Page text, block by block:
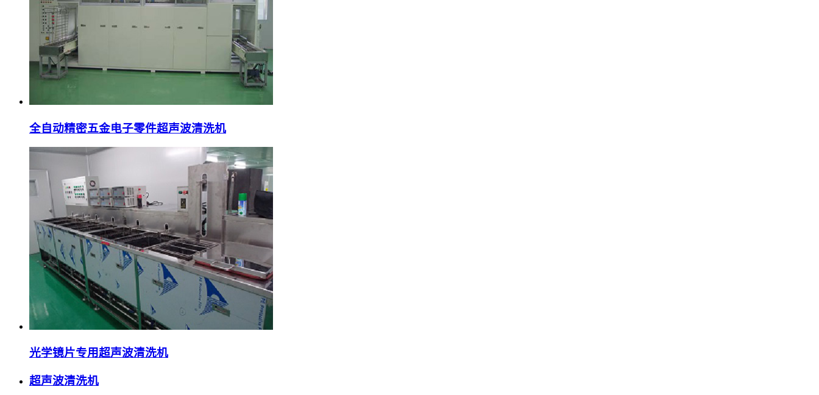
全自动精密五金电子零件超声波清洗机
光学镜片专用超声波清洗机
超声波清洗机